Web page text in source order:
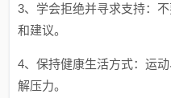
3、学会拒绝并寻求支持：
和建议。
4、保持健康生活方式：运
解压力。